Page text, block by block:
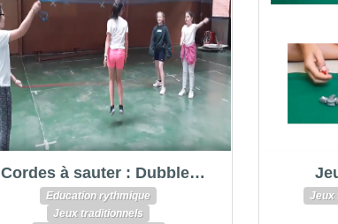
Cordes à sauter : Dubble…
Education rythmique
Jeux traditionnels
Jeux